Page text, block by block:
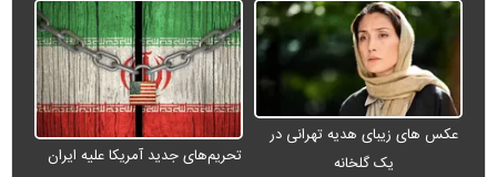
عکس های زیبای هدیه تهرانی در
یک گلخانه
تحریم‌های جدید آمریکا علیه ایران